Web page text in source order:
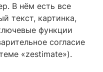
В нём есть все
текст, картинка,
функции
согласие
«zestimate»).